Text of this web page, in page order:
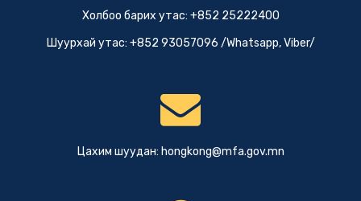
Холбоо барих утас: +852 25222400
Шуурхай утас: +852 93057096 /Whatsapp, Viber/
Цахим шуудан: hongkong@mfa.gov.mn